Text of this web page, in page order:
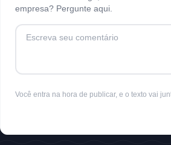
empresa? Pergunte aqui.
Você entra na hora de publicar, e o texto vai